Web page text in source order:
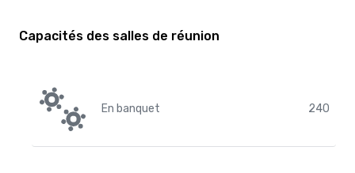
Capacités des salles de réunion
En banquet 240